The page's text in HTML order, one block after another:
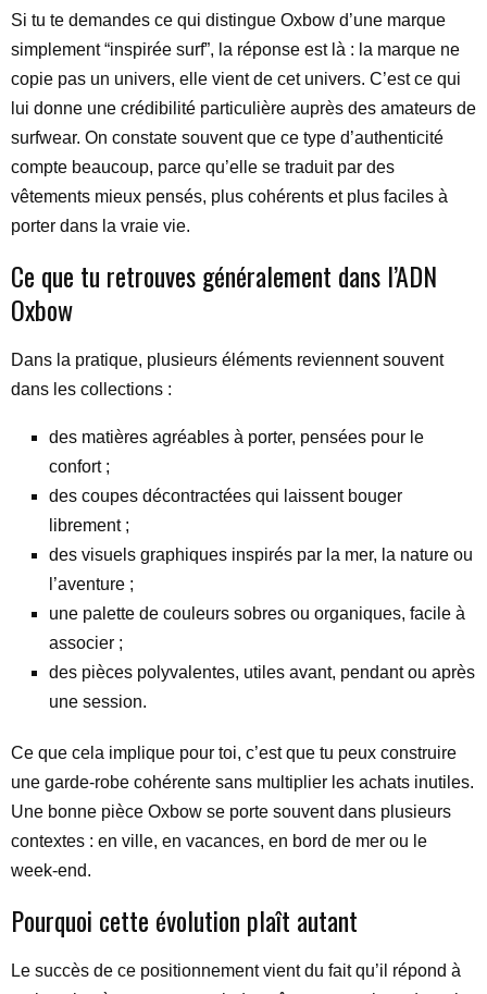
Si tu te demandes ce qui distingue Oxbow d’une marque
simplement “inspirée surf”, la réponse est là : la marque ne
copie pas un univers, elle vient de cet univers. C’est ce qui
lui donne une crédibilité particulière auprès des amateurs de
surfwear. On constate souvent que ce type d’authenticité
compte beaucoup, parce qu’elle se traduit par des
vêtements mieux pensés, plus cohérents et plus faciles à
porter dans la vraie vie.
Ce que tu retrouves généralement dans l’ADN
Oxbow
Dans la pratique, plusieurs éléments reviennent souvent
dans les collections :
des matières agréables à porter, pensées pour le
confort ;
des coupes décontractées qui laissent bouger
librement ;
des visuels graphiques inspirés par la mer, la nature ou
l’aventure ;
une palette de couleurs sobres ou organiques, facile à
associer ;
des pièces polyvalentes, utiles avant, pendant ou après
une session.
Ce que cela implique pour toi, c’est que tu peux construire
une garde-robe cohérente sans multiplier les achats inutiles.
Une bonne pièce Oxbow se porte souvent dans plusieurs
contextes : en ville, en vacances, en bord de mer ou le
week-end.
Pourquoi cette évolution plaît autant
Le succès de ce positionnement vient du fait qu’il répond à